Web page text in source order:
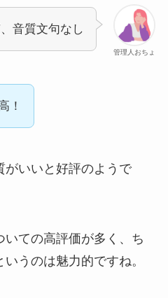
管理人おちょ
音質文句なし
！
がいいと好評のようで
ての高評価が多く、ち
うのは魅力的ですね。